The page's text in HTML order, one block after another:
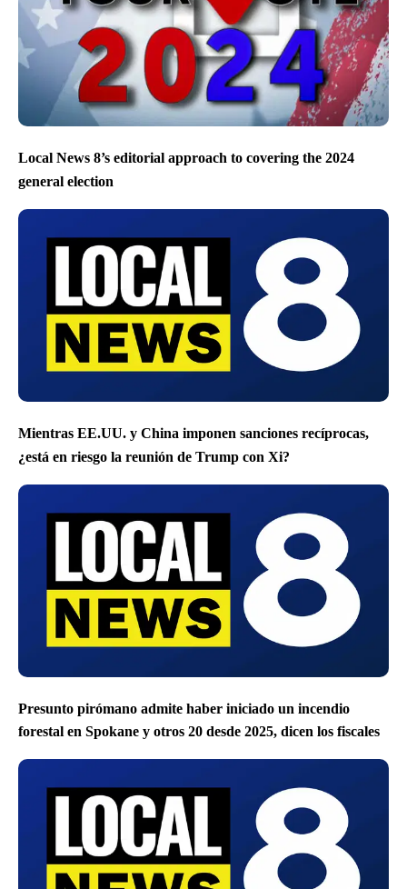
Local News 8’s editorial approach to covering the 2024
general election
Mientras EE.UU. y China imponen sanciones recíprocas,
¿está en riesgo la reunión de Trump con Xi?
Presunto pirómano admite haber iniciado un incendio
forestal en Spokane y otros 20 desde 2025, dicen los fiscales